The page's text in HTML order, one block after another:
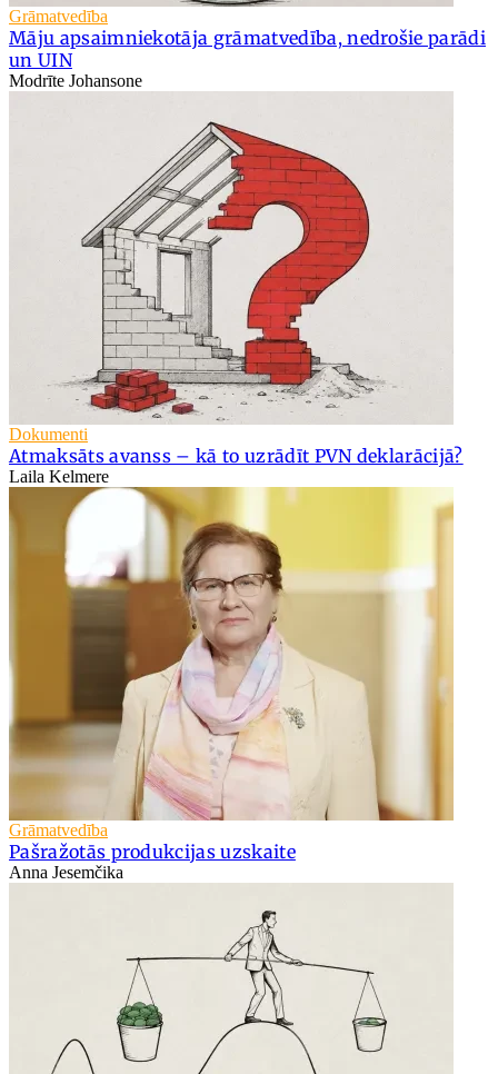
Grāmatvedība
Māju apsaimniekotāja grāmatvedība, nedrošie parādi
un UIN
Modrīte Johansone
Dokumenti
Atmaksāts avanss – kā to uzrādīt PVN deklarācijā?
Laila Kelmere
Grāmatvedība
Pašražotās produkcijas uzskaite
Anna Jesemčika